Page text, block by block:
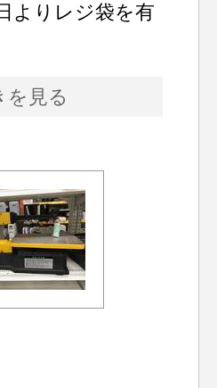
よりレジ袋を有
を見る